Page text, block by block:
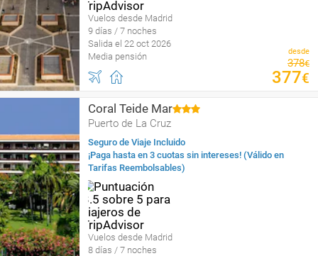
Vuelos desde Madrid
9 días / 7 noches
Salida el 22 oct 2026
Media pensión
desde
378€
377€
Coral Teide Mar
Puerto de La Cruz
Seguro de Viaje Incluido
¡Paga hasta en 3 cuotas sin intereses! (Válido en
Tarifas Reembolsables)
Vuelos desde Madrid
8 días / 7 noches